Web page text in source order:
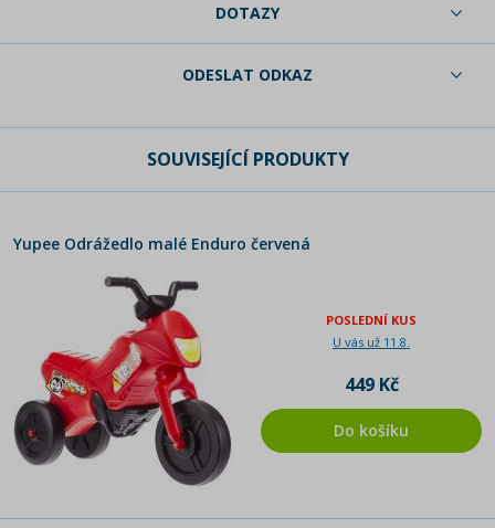
DOTAZY
ODESLAT ODKAZ
SOUVISEJÍCÍ PRODUKTY
Yupee Odrážedlo malé Enduro červená
POSLEDNÍ KUS
U vás už 11.8.
449 Kč
Do košíku